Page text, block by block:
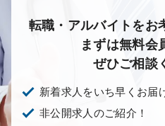
転職・アルバイトをお
まずは無料会
ぜひご相談
新着求人をいち早くお届
非公開求人のご紹介！